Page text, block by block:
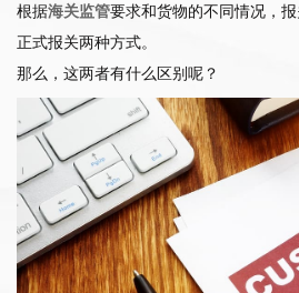
根据海关监管要求和货物的不同情况，
正式报关两种方式。
那么，这两者有什么区别呢？